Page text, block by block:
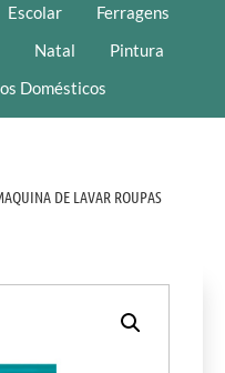
Escolar
Ferragens
Natal
Pintura
Domésticos
DE LAVAR ROUPAS